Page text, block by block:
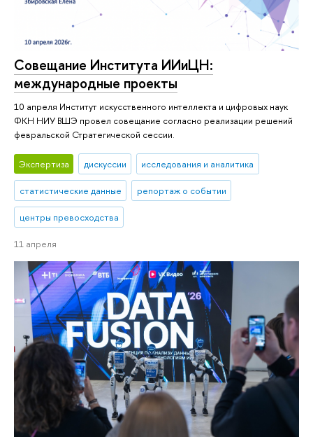
Совещание Института ИИиЦН:
международные проекты
10 апреля Институт искусственного интеллекта и цифровых наук
ФКН НИУ ВШЭ провел совещание согласно реализации решений
февральской Стратегической сессии.
Экспертиза дискуссии исследования и аналитика
статистические данные репортаж о событии
центры превосходства
11 апреля